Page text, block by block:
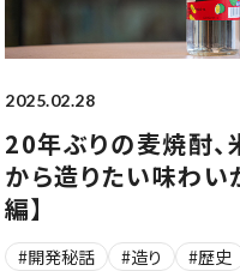
2025.02.28
20年ぶりの麦焼酎、
から造りたい味わい
編】
#開発秘話 #造り #歴史